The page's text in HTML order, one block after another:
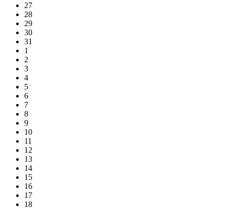
27
28
29
30
31
1
2
3
4
5
6
7
8
9
10
11
12
13
14
15
16
17
18